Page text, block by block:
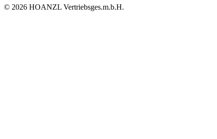
© 2026 HOANZL Vertriebsges.m.b.H.